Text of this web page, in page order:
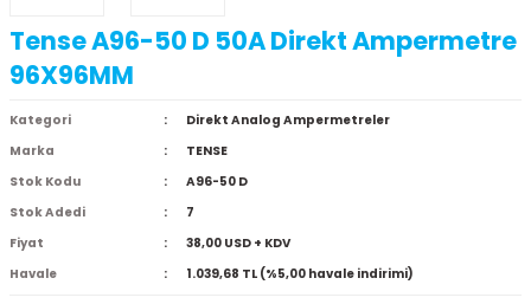
Tense A96-50 D 50A Direkt Ampermetre
96X96MM
Kategori
Direkt Analog Ampermetreler
Marka
TENSE
Stok Kodu
A96-50 D
Stok Adedi
7
Fiyat
38,00 USD + KDV
Havale
1.039,68 TL (%5,00 havale indirimi)